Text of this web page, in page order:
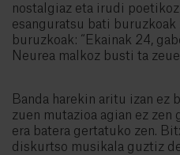
nostalgiaz eta irudi
esanguratsu bati buruzkoak
buruzkoak: “Ekainak 24,
Neurea malkoz busti ta
Banda harekin aritu izan ez
zuen mutazioa agian ez zen
era batera gertatuko zen.
diskurtso musikala guztiz